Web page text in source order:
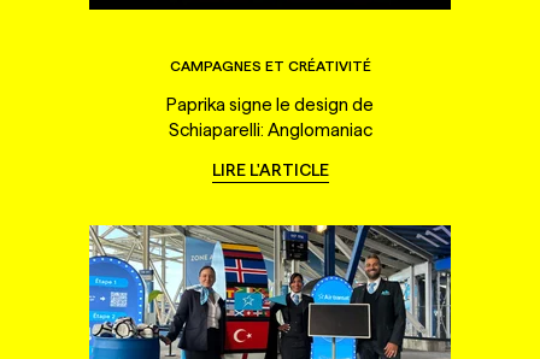
CAMPAGNES ET CRÉATIVITÉ
Paprika signe le design de
Schiaparelli: Anglomaniac
LIRE L'ARTICLE